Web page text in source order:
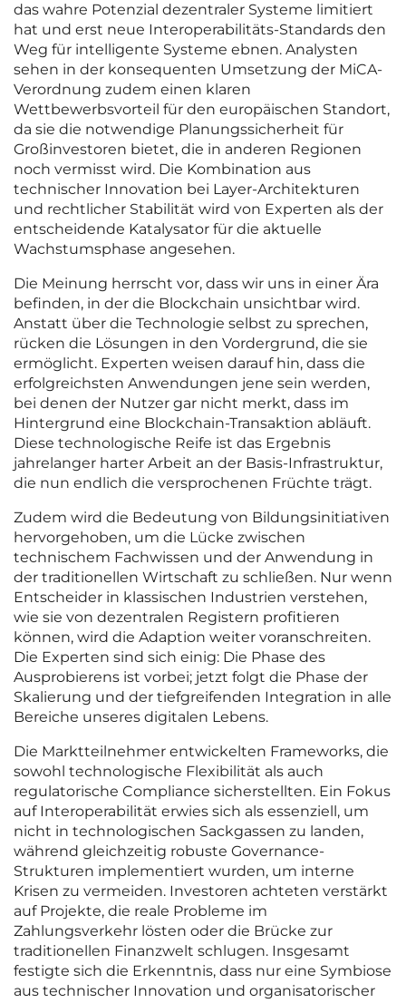
das wahre Potenzial dezentraler Systeme limitiert
hat und erst neue Interoperabilitäts-Standards den
Weg für intelligente Systeme ebnen. Analysten
sehen in der konsequenten Umsetzung der MiCA-
Verordnung zudem einen klaren
Wettbewerbsvorteil für den europäischen Standort,
da sie die notwendige Planungssicherheit für
Großinvestoren bietet, die in anderen Regionen
noch vermisst wird. Die Kombination aus
technischer Innovation bei Layer-Architekturen
und rechtlicher Stabilität wird von Experten als der
entscheidende Katalysator für die aktuelle
Wachstumsphase angesehen.
Die Meinung herrscht vor, dass wir uns in einer Ära
befinden, in der die Blockchain unsichtbar wird.
Anstatt über die Technologie selbst zu sprechen,
rücken die Lösungen in den Vordergrund, die sie
ermöglicht. Experten weisen darauf hin, dass die
erfolgreichsten Anwendungen jene sein werden,
bei denen der Nutzer gar nicht merkt, dass im
Hintergrund eine Blockchain-Transaktion abläuft.
Diese technologische Reife ist das Ergebnis
jahrelanger harter Arbeit an der Basis-Infrastruktur,
die nun endlich die versprochenen Früchte trägt.
Zudem wird die Bedeutung von Bildungsinitiativen
hervorgehoben, um die Lücke zwischen
technischem Fachwissen und der Anwendung in
der traditionellen Wirtschaft zu schließen. Nur wenn
Entscheider in klassischen Industrien verstehen,
wie sie von dezentralen Registern profitieren
können, wird die Adaption weiter voranschreiten.
Die Experten sind sich einig: Die Phase des
Ausprobierens ist vorbei; jetzt folgt die Phase der
Skalierung und der tiefgreifenden Integration in alle
Bereiche unseres digitalen Lebens.
Die Marktteilnehmer entwickelten Frameworks, die
sowohl technologische Flexibilität als auch
regulatorische Compliance sicherstellten. Ein Fokus
auf Interoperabilität erwies sich als essenziell, um
nicht in technologischen Sackgassen zu landen,
während gleichzeitig robuste Governance-
Strukturen implementiert wurden, um interne
Krisen zu vermeiden. Investoren achteten verstärkt
auf Projekte, die reale Probleme im
Zahlungsverkehr lösten oder die Brücke zur
traditionellen Finanzwelt schlugen. Insgesamt
festigte sich die Erkenntnis, dass nur eine Symbiose
aus technischer Innovation und organisatorischer